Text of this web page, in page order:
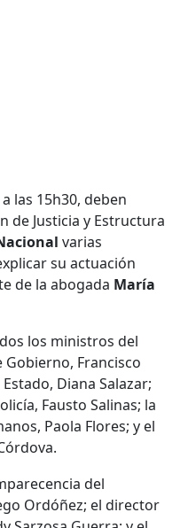
las 15h30, deben
de Justicia y Estructura
varias
su actuación
de la abogada María
los ministros del
Francisco
Diana Salazar;
Fausto Salinas; la
Paola Flores; y el
del
Ordóñez; el director